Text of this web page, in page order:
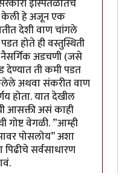
इस्पितळातच
केली हे अजून एक
देशी वाण चांगले
होते ही वस्तुस्थिती
अडचणी (जसे
देण्यात ती कमी पडत
अथवा संकरीत वाण
होता. यात देखील
आसक्ती असं काही
गोष्ट वेगळी. ”आम्ही
पोसलोय” अशा
पिढीचे सर्वसाधारण